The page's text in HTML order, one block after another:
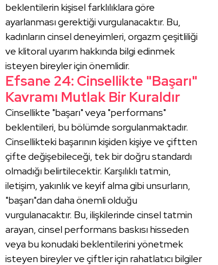
beklentilerin kişisel farklılıklara göre
ayarlanması gerektiği vurgulanacaktır. Bu,
kadınların cinsel deneyimleri, orgazm çeşitliliği
ve klitoral uyarım hakkında bilgi edinmek
isteyen bireyler için önemlidir.
Efsane 24: Cinsellikte "Başarı"
Kavramı Mutlak Bir Kuraldır
Cinsellikte "başarı" veya "performans"
beklentileri, bu bölümde sorgulanmaktadır.
Cinsellikteki başarının kişiden kişiye ve çiftten
çifte değişebileceği, tek bir doğru standardı
olmadığı belirtilecektir. Karşılıklı tatmin,
iletişim, yakınlık ve keyif alma gibi unsurların,
"başarı"dan daha önemli olduğu
vurgulanacaktır. Bu, ilişkilerinde cinsel tatmin
arayan, cinsel performans baskısı hisseden
veya bu konudaki beklentilerini yönetmek
isteyen bireyler ve çiftler için rahatlatıcı bilgiler